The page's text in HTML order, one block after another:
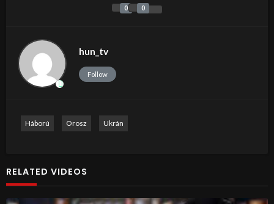
0 0
hun_tv
Follow
Háború Orosz Ukrán
RELATED VIDEOS